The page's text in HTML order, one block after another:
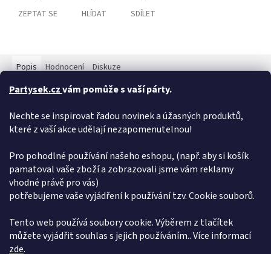
Partysek.czvám pomůže s vaší párty.
Nechte se inspirovat řadou novinek a úžasných produktů,
které z vaší akce udělají nezapomenutelnou!
Pro pohodlné používání našeho eshopu, (např. aby si košík
pamatoval vaše zboží a zobrazovali jsme vám reklamy
vhodné právě pro vás)
potřebujeme vaše vyjádření k používání tzv. Cookie souborů.
Tento web používá soubory cookie. Výběrem z tlačítek
můžete vyjádřit souhlas s jejich používáním.. Více informací
zde.
ZEPTAT SE HLÍDAT SDÍLET
Popis Hodnocení Diskuze
Detailní popis produktu
Velmi elegantní zlatá svíčka ve tvaru čísla 3, nesmí chybět na
žádném narozeninovém dor­tu. Svíčka je opatřena plastovým
svíčky je 7 cm.
Doplňkové parametry
Kategorie: Svíčky